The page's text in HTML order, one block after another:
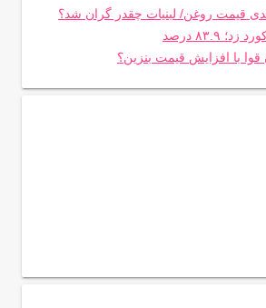
۸۳.۹ درصد
با افزایش قیمت بنزین؟